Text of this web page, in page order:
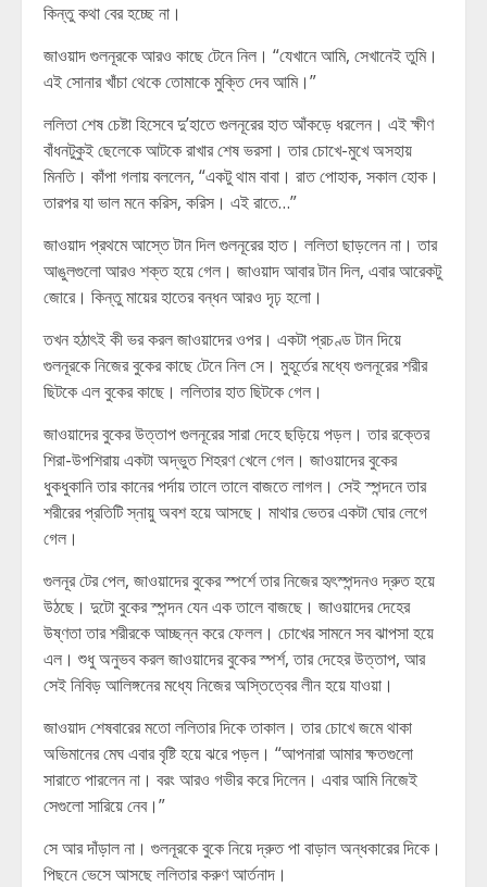
কিন্তু কথা বের হচ্ছে না।
জাওয়াদ গুলনূরকে আরও কাছে টেনে নিল। “যেখানে আমি, সেখানেই তুমি।
এই সোনার খাঁচা থেকে তোমাকে মুক্তি দেব আমি।”
ললিতা শেষ চেষ্টা হিসেবে দু’হাতে গুলনূরের হাত আঁকড়ে ধরলেন। এই ক্ষীণ
বাঁধনটুকুই ছেলেকে আটকে রাখার শেষ ভরসা। তার চোখে-মুখে অসহায়
মিনতি। কাঁপা গলায় বললেন, “একটু থাম বাবা। রাত পোহাক, সকাল হোক।
তারপর যা ভাল মনে করিস, করিস। এই রাতে…”
জাওয়াদ প্রথমে আস্তে টান দিল গুলনূরের হাত। ললিতা ছাড়লেন না। তার
আঙুলগুলো আরও শক্ত হয়ে গেল। জাওয়াদ আবার টান দিল, এবার আরেকটু
জোরে। কিন্তু মায়ের হাতের বন্ধন আরও দৃঢ় হলো।
তখন হঠাৎই কী ভর করল জাওয়াদের ওপর। একটা প্রচণ্ড টান দিয়ে
গুলনূরকে নিজের বুকের কাছে টেনে নিল সে। মুহূর্তের মধ্যে গুলনূরের শরীর
ছিটকে এল বুকের কাছে। ললিতার হাত ছিটকে গেল।
জাওয়াদের বুকের উত্তাপ গুলনূরের সারা দেহে ছড়িয়ে পড়ল। তার রক্তের
শিরা-উপশিরায় একটা অদ্ভুত শিহরণ খেলে গেল। জাওয়াদের বুকের
ধুকধুকানি তার কানের পর্দায় তালে তালে বাজতে লাগল। সেই স্পন্দনে তার
শরীরের প্রতিটি স্নায়ু অবশ হয়ে আসছে। মাথার ভেতর একটা ঘোর লেগে
গেল।
গুলনূর টের পেল, জাওয়াদের বুকের স্পর্শে তার নিজের হৃৎস্পন্দনও দ্রুত হয়ে
উঠছে। দুটো বুকের স্পন্দন যেন এক তালে বাজছে। জাওয়াদের দেহের
উষ্ণতা তার শরীরকে আচ্ছন্ন করে ফেলল। চোখের সামনে সব ঝাপসা হয়ে
এল। শুধু অনুভব করল জাওয়াদের বুকের স্পর্শ, তার দেহের উত্তাপ, আর
সেই নিবিড় আলিঙ্গনের মধ্যে নিজের অস্তিত্বের লীন হয়ে যাওয়া।
জাওয়াদ শেষবারের মতো ললিতার দিকে তাকাল। তার চোখে জমে থাকা
অভিমানের মেঘ এবার বৃষ্টি হয়ে ঝরে পড়ল। “আপনারা আমার ক্ষতগুলো
সারাতে পারলেন না। বরং আরও গভীর করে দিলেন। এবার আমি নিজেই
সেগুলো সারিয়ে নেব।”
সে আর দাঁড়াল না। গুলনূরকে বুকে নিয়ে দ্রুত পা বাড়াল অন্ধকারের দিকে।
পিছনে ভেসে আসছে ললিতার করুণ আর্তনাদ।